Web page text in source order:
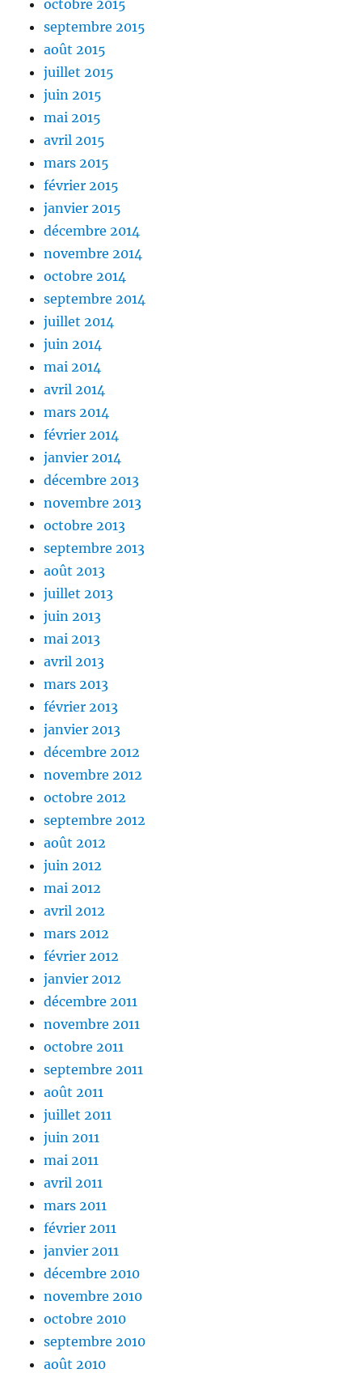
octobre 2015
septembre 2015
août 2015
juillet 2015
juin 2015
mai 2015
avril 2015
mars 2015
février 2015
janvier 2015
décembre 2014
novembre 2014
octobre 2014
septembre 2014
juillet 2014
juin 2014
mai 2014
avril 2014
mars 2014
février 2014
janvier 2014
décembre 2013
novembre 2013
octobre 2013
septembre 2013
août 2013
juillet 2013
juin 2013
mai 2013
avril 2013
mars 2013
février 2013
janvier 2013
décembre 2012
novembre 2012
octobre 2012
septembre 2012
août 2012
juin 2012
mai 2012
avril 2012
mars 2012
février 2012
janvier 2012
décembre 2011
novembre 2011
octobre 2011
septembre 2011
août 2011
juillet 2011
juin 2011
mai 2011
avril 2011
mars 2011
février 2011
janvier 2011
décembre 2010
novembre 2010
octobre 2010
septembre 2010
août 2010